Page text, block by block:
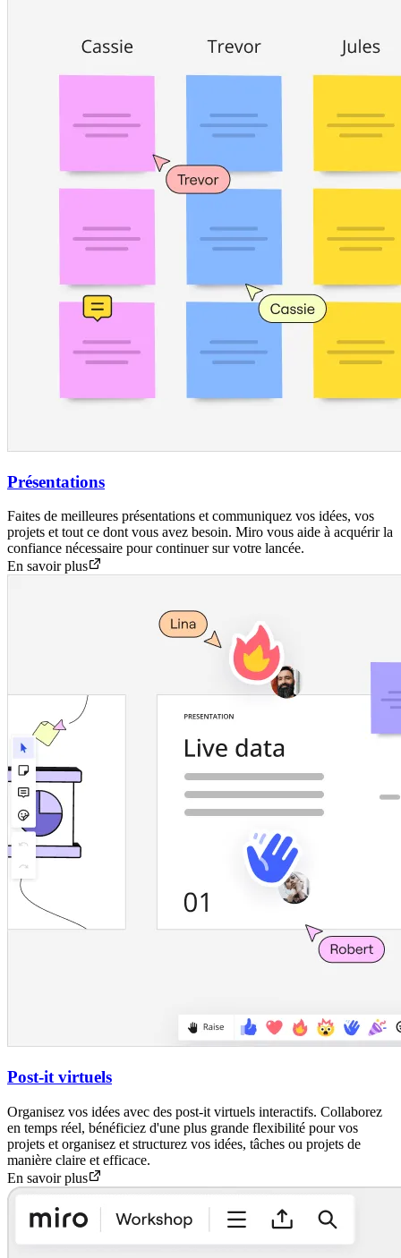
Présentations
Faites de meilleures présentations et communiquez vos idées, vos
projets et tout ce dont vous avez besoin. Miro vous aide à acquérir la
confiance nécessaire pour continuer sur votre lancée.
En savoir plus
Post-it virtuels
Organisez vos idées avec des post-it virtuels interactifs. Collaborez
en temps réel, bénéficiez d'une plus grande flexibilité pour vos
projets et organisez et structurez vos idées, tâches ou projets de
manière claire et efficace.
En savoir plus